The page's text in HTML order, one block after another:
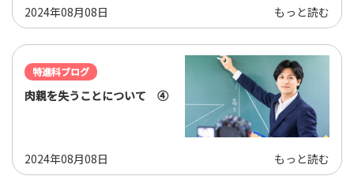
2024年08月08日 もっと読む
特進科ブログ
肉親を失うことについて ④
2024年08月08日 もっと読む